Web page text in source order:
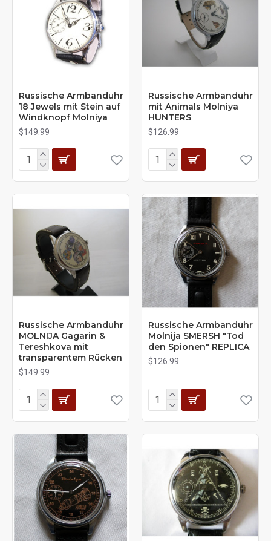
Russische Armbanduhr
18 Jewels mit Stein auf
Windknopf Molniya
$149.99
Russische Armbanduhr
mit Animals Molniya
HUNTERS
$126.99
Russische Armbanduhr
MOLNIJA Gagarin &
Tereshkova mit
transparentem Rücken
$149.99
Russische Armbanduhr
Molnija SMERSH "Tod
den Spionen" REPLICA
$126.99